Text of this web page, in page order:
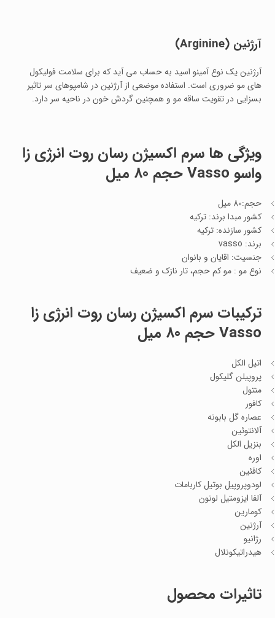
آرژنین (Arginine)
آرژنین یک نوع آمینو اسید به حساب می آید که برای سلامت فولیکول
های مو ضروری است. استفاده موضعی از آرژنین در شامپوهای سر تاثیر
بسزایی در تقویت ساقه مو و همچنین گردش خون در ناحیه سر دارد.
ویژگی ها سرم اکسیژن رسان روت انرژی زا
واسو Vasso حجم 80 میل
حجم:80 میل
کشور مبدا برند: ترکیه
کشور سازنده: ترکیه
برند: vasso
جنسیت: اقایان و بانوان
نوع مو : مو کم حجم، تار نازک و ضعیف
ترکیبات سرم اکسیژن رسان روت انرژی زا
Vasso حجم 80 میل
اتیل الکل
پروپیلن گلیکول
منتول
کافور
عصاره گل بابونه
آلانتوئین
بنزیل الکل
اوره
کافئین
لودوپروپیل بوتیل کاربامات
آلفا ایزومتیل لونون
کومارین
آرژنین
رژانیو
هیدراتیکونلال
تاثیرات محصول